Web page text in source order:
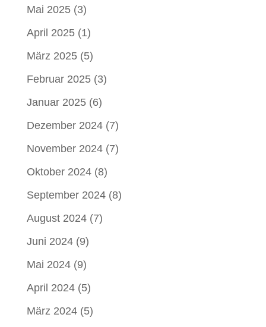
Mai 2025(3)
April 2025(1)
März 2025(5)
Februar 2025(3)
Januar 2025(6)
Dezember 2024(7)
November 2024(7)
Oktober 2024(8)
September 2024(8)
August 2024(7)
Juni 2024(9)
Mai 2024(9)
April 2024(5)
März 2024(5)